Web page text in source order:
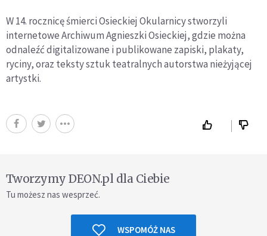
W 14. rocznicę śmierci Osieckiej Okularnicy stworzyli
internetowe Archiwum Agnieszki Osieckiej, gdzie można
odnaleźć digitalizowane i publikowane zapiski, plakaty,
ryciny, oraz teksty sztuk teatralnych autorstwa nieżyjącej
artystki.
Tworzymy DEON.pl dla Ciebie
Tu możesz nas wesprzeć.
WSPOMÓŻ NAS